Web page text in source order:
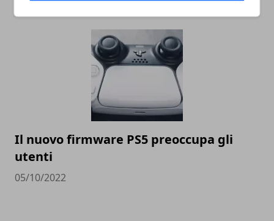
Il nuovo firmware PS5 preoccupa gli
utenti
05/10/2022